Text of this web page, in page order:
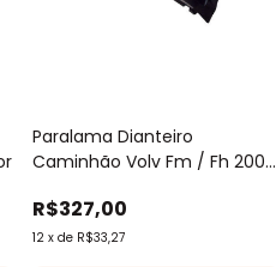
Paralama Dianteiro
Caminhão Volv Fm / Fh 2008
R$327,00
12 x de R$33,27